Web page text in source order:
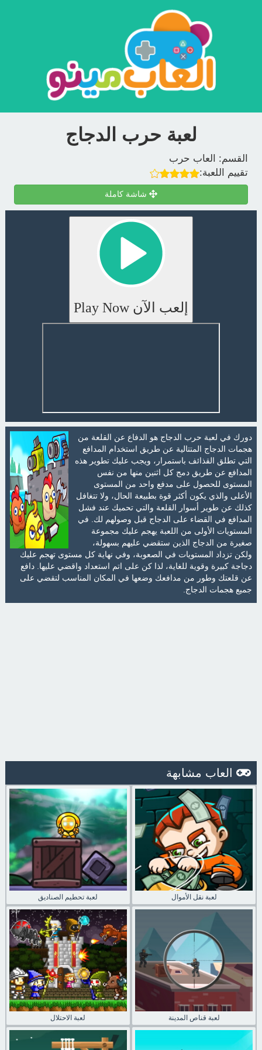
لعبة حرب الدجاج
القسم:
العاب حرب
تقييم اللعبة:
شاشة كاملة
إلعب الآن Play Now
دورك في لعبة حرب الدجاج هو الدفاع عن القلعة من
هجمات الدجاج المتتالية عن طريق استخدام المدافع
التي تطلق القذائف باستمرار، ويجب عليك تطوير هذه
المدافع عن طريق دمج كل اثنين منها من نفس
المستوى للحصول على مدفع واحد من المستوى
الأعلى والذي يكون أكثر قوة بطبيعة الحال، ولا تتغافل
كذلك عن طوير أسوار القلعة والتي تحميك عند فشل
المدافع في القضاء على الدجاج قبل وصولهم لك. في
المستويات الأولى من اللعبة يهجم عليك مجموعة
صغيرة من الدجاج الذين ستقضي عليهم بسهولة،
ولكن تزداد المستويات في الصعوبة، وفي نهاية كل مستوى تهجم عليك
دجاجة كبيرة وقوية للغاية، لذا كن على اتم استعداد واقضي عليها. دافع
عن قلعتك وطور من مدافعك وضعها في المكان المناسب لتقضي على
جميع هجمات الدجاج.
العاب مشابهة
لعبة تحطيم الصناديق لعبة نقل الأموال
لعبة الاحتلال لعبة قناص المدينة